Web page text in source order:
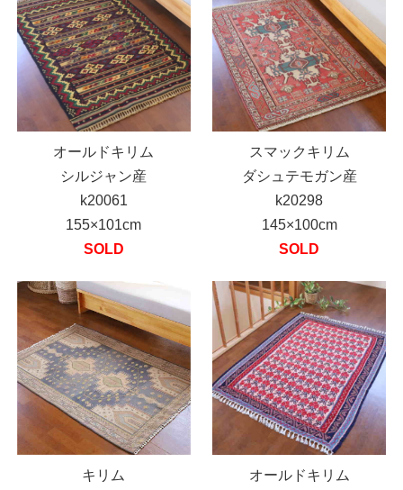
オールドキリム
シルジャン産
k20061
155×101cm
SOLD
スマックキリム
ダシュテモガン産
k20298
145×100cm
SOLD
キリム
オールドキリム